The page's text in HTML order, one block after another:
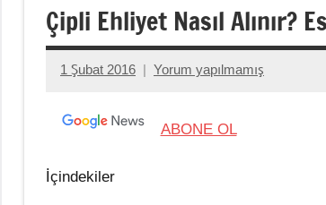
Çipli Ehliyet Nasıl Alınır?
1 Şubat 2016
admin
Yorum yapılmamış
ABONE OL
İçindekiler